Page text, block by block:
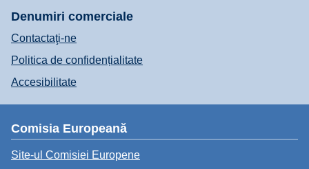
Denumiri comerciale
Contactaţi-ne
Politica de confidențialitate
Accesibilitate
Comisia Europeană
Site-ul Comisiei Europene